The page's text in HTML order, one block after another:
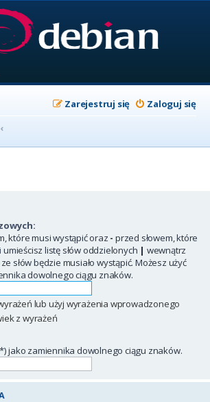
Zaloguj się
Zarejestruj się
które musi wystąpić oraz - przed słowem, które
umieścisz listę słów oddzielonych | wewnątrz
słów będzie musiało wystąpić. Możesz użyć
dowolnego ciągu znaków.
lub użyj wyrażenia wprowadzonego
z wyrażeń
jako zamiennika dowolnego ciągu znaków.